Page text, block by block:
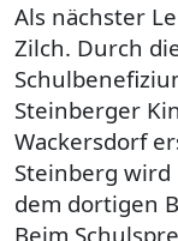
Als nächster
Zilch. Durch
Steinberger
Wackersdorf
Steinberg
dem dortigen
Beim